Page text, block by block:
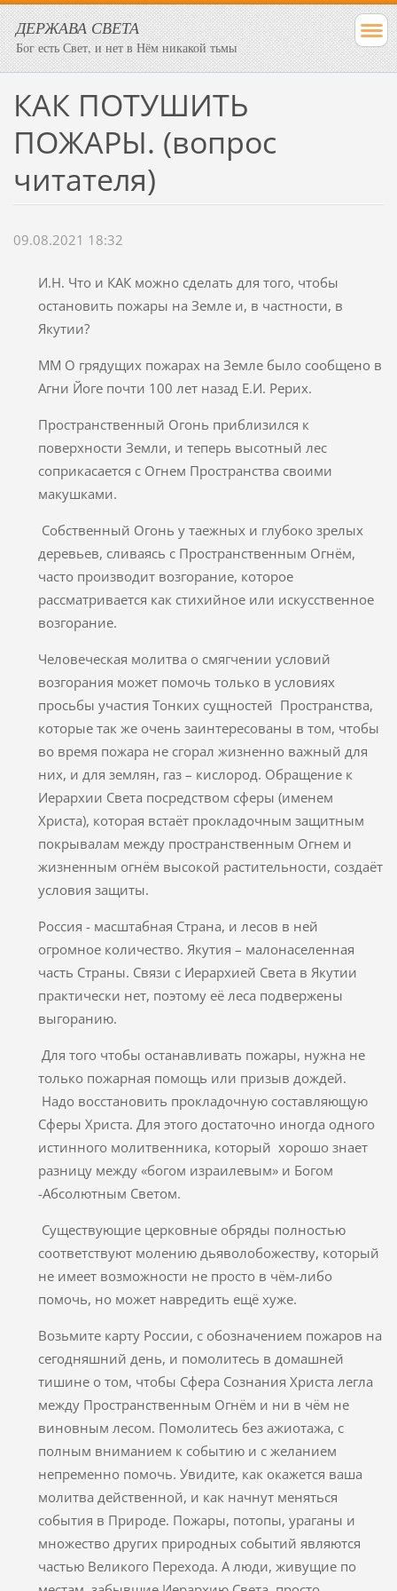
ДЕРЖАВА СВЕТА
Бог есть Свет, и нет в Нём никакой тьмы
КАК ПОТУШИТЬ
ПОЖАРЫ. (вопрос
читателя)
09.08.2021 18:32
И.Н. Что и КАК можно сделать для того, чтобы
остановить пожары на Земле и, в частности, в
Якутии?
ММ О грядущих пожарах на Земле было сообщено в
Агни Йоге почти 100 лет назад Е.И. Рерих.
Пространственный Огонь приблизился к
поверхности Земли, и теперь высотный лес
соприкасается с Огнем Пространства своими
макушками.
Собственный Огонь у таежных и глубоко зрелых
деревьев, сливаясь с Пространственным Огнём,
часто производит возгорание, которое
рассматривается как стихийное или искусственное
возгорание.
Человеческая молитва о смягчении условий
возгорания может помочь только в условиях
просьбы участия Тонких сущностей Пространства,
которые так же очень заинтересованы в том, чтобы
во время пожара не сгорал жизненно важный для
них, и для землян, газ – кислород. Обращение к
Иерархии Света посредством сферы (именем
Христа), которая встаёт прокладочным защитным
покрывалам между пространственным Огнем и
жизненным огнём высокой растительности, создаёт
условия защиты.
Россия - масштабная Страна, и лесов в ней
огромное количество. Якутия – малонаселенная
часть Страны. Связи с Иерархией Света в Якутии
практически нет, поэтому её леса подвержены
выгоранию.
Для того чтобы останавливать пожары, нужна не
только пожарная помощь или призыв дождей.
Надо восстановить прокладочную составляющую
Сферы Христа. Для этого достаточно иногда одного
истинного молитвенника, который хорошо знает
разницу между «богом израилевым» и Богом
-Абсолютным Светом.
Существующие церковные обряды полностью
соответствуют молению дьяволобожеству, который
не имеет возможности не просто в чём-либо
помочь, но может навредить ещё хуже.
Возьмите карту России, с обозначением пожаров на
сегодняшний день, и помолитесь в домашней
тишине о том, чтобы Сфера Сознания Христа легла
между Пространственным Огнём и ни в чём не
виновным лесом. Помолитесь без ажиотажа, с
полным вниманием к событию и с желанием
непременно помочь. Увидите, как окажется ваша
молитва действенной, и как начнут меняться
события в Природе. Пожары, потопы, ураганы и
множество других природных событий являются
частью Великого Перехода. А люди, живущие по